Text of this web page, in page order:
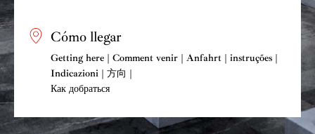
Cómo llegar
Getting here | Comment venir | Anfahrt | instruções |
Indicazioni | 方向 |
Как добраться